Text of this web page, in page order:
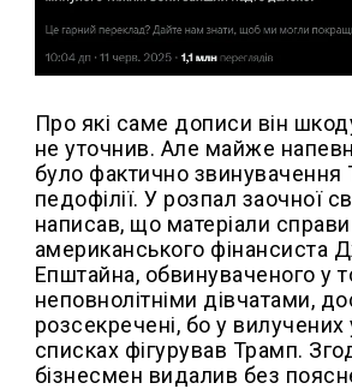
Про які саме дописи він
не уточнив. Але майже
було фактично звинувачення
педофілії. У розпал заочної
написав, що матеріали справи
американського фінансиста
Епштайна, обвинуваченого у
неповнолітніми дівчатами,
розсекречені, бо у вилучених
списках фігурував Трамп.
бізнесмен видалив без